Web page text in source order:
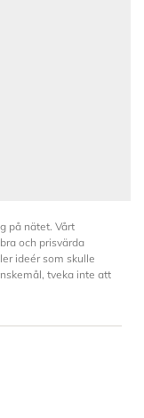
på nätet. Vårt
och prisvärda
ideér som skulle
tveka inte att